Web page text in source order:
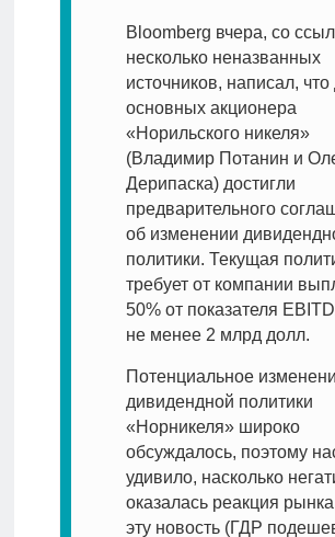
Bloomberg вчера, со
несколько неназванных
источников, написал, что
основных акционера
«Норильского никеля»
(Владимир Потанин и
Дерипаска) достигли
предварительного
об изменении
политики. Текущая
требует от компании
50% от показателя
не менее 2 млрд долл.
Потенциальное
дивидендной политики
«Норникеля» широко
обсуждалось, поэтому
удивило, насколько
оказалась реакция
эту новость (ГДР